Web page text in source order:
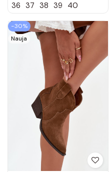
kulniukais juodos
36 37 38 39 40
−30%
Nauja